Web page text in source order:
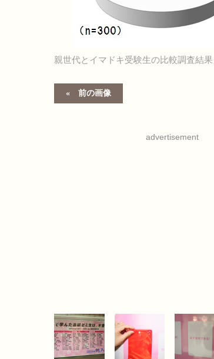
親世代とイマドキ受験生の比較調査結
前の画像
advertisement